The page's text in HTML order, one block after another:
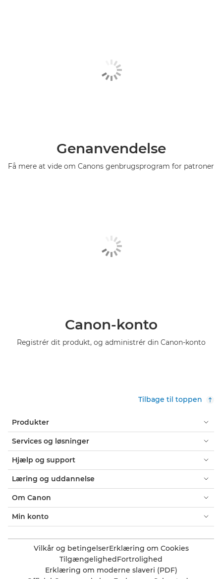
Genanvendelse
Få mere at vide om Canons genbrugsprogram for patroner
Canon-konto
Registrér dit produkt, og administrér din Canon-konto
Tilbage til toppen
Produkter
Services og løsninger
Hjælp og support
Læring og uddannelse
Om Canon
Min konto
Vilkår og betingelserErklæring om Cookies
TilgængelighedFortrolighed
Erklæring om moderne slaveri (PDF)